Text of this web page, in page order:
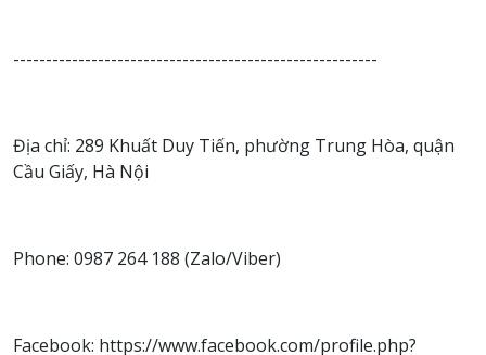
--------------------------------------------------------
Địa chỉ: 289 Khuất Duy Tiến, phường Trung Hòa, quận
Cầu Giấy, Hà Nội
Phone: 0987 264 188 (Zalo/Viber)
Facebook: https://www.facebook.com/profile.php?